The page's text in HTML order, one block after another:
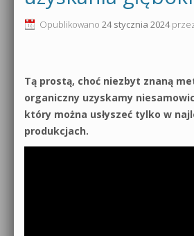
Produkcja muzyczna od podstaw
Sound Forge od podstaw
Dubstep z syntezatorem Massive
0dB.pl - informacje
Materiały dla mediów
Archiwum aktualności
Polityka prywatności
Opublikowano 24 stycznia 2024
Tą prostą, choć niezbyt znaną
organiczny uzyskamy
który można usłyszeć tylko w
produkcjach.